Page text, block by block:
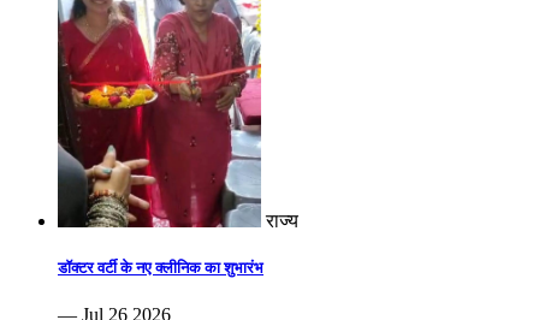
राज्य
डॉक्टर वर्टी के नए क्लीनिक का शुभारंभ
— Jul 26 2026